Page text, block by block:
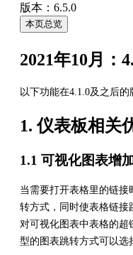
版本：6.5.0
本页总览
2021年10月：
以下功能在4.1.0及之后的
1. 仪表板相关
1.1 可视化图表增
当需要打开表格里的链
转方式，同时使表格链接
对可视化图表中表格的
型的图表跳转方式可以选